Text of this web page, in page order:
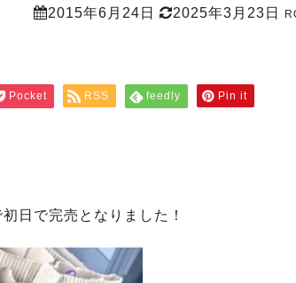
2015年6月24日 2025年3月23日
Pocket RSS feedly Pin it
日で完売となりました！